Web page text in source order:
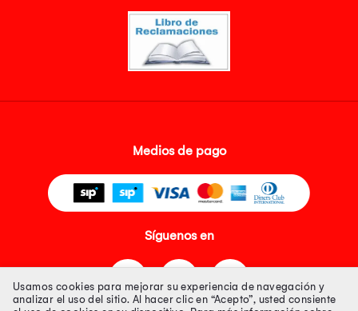
Medios de pago
Síguenos en
Usamos cookies para mejorar su experiencia de navegación y
analizar el uso del sitio. Al hacer clic en “Acepto”, usted consiente